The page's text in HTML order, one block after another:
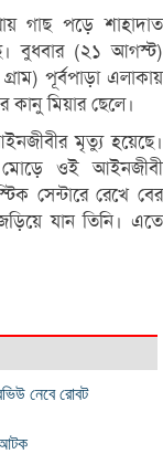
গাছ পড়ে শাহাদাত
বুধবার (২১ আগস্ট)
পূর্বপাড়া এলাকায়
কানু মিয়ার ছেলে।
মৃত্যু হয়েছে।
মোড়ে ওই আইনজীবী
সেন্টারে রেখে বের
যান তিনি। এতে
নেবে রোবট
আটক